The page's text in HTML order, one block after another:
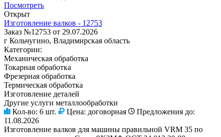
Посмотреть
Открыт
Изготовление валков - 12753
Заказ №12753 от 29.07.2026
г Кольчугино, Владимирская область
Категории:
Механическая обработка
Токарная обработка
Фрезерная обработка
Термическая обработка
Изготовление деталей
Другие услуги металлообработки
Кол-во: 6 шт. Цена: договорная
Предложения до:
11.08.2026
Изготовление валков для машины правильной VRM 35 по